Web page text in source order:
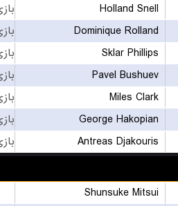
Holland Snell
Dominique Rolland
Sklar Phillips
Pavel Bushuev
Miles Clark
George Hakopian
Antreas Djakouris
Shunsuke Mitsui